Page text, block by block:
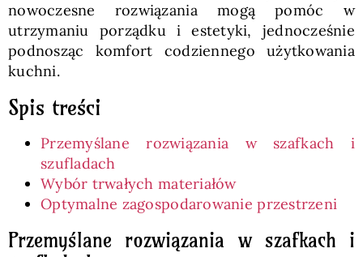
nowoczesne rozwiązania mogą pomóc w
utrzymaniu porządku i estetyki, jednocześnie
podnosząc komfort codziennego użytkowania
kuchni.
Spis treści
Przemyślane rozwiązania w szafkach i
szufladach
Wybór trwałych materiałów
Optymalne zagospodarowanie przestrzeni
Przemyślane rozwiązania w szafkach i